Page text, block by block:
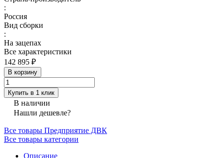
:
Россия
Вид сборки
:
На зацепах
Все характеристики
142 895 ₽
В корзину
Купить в 1 клик
В наличии
Нашли дешевле?
Все товары Предприятие ДВК
Все товары категории
Описание